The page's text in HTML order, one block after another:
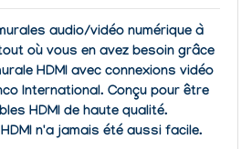
audio/vidéo numérique à
où vous en avez besoin grâce
HDMI avec connexions vidéo
International. Conçu pour être
HDMI de haute qualité.
n'a jamais été aussi facile.